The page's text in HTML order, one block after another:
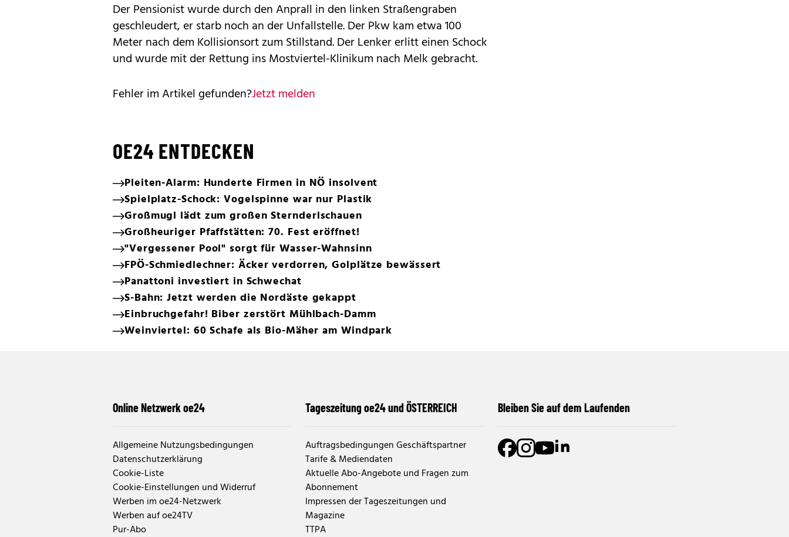
Der Pensionist wurde durch den Anprall in den linken Straßengraben
geschleudert, er starb noch an der Unfallstelle. Der Pkw kam etwa 100
Meter nach dem Kollisionsort zum Stillstand. Der Lenker erlitt einen Schock
und wurde mit der Rettung ins Mostviertel-Klinikum nach Melk gebracht.
Fehler im Artikel gefunden?Jetzt melden
OE24 ENTDECKEN
Pleiten-Alarm: Hunderte Firmen in NÖ insolvent
Spielplatz-Schock: Vogelspinne war nur Plastik
Großmugl lädt zum großen Sternderlschauen
Großheuriger Pfaffstätten: 70. Fest eröffnet!
"Vergessener Pool" sorgt für Wasser-Wahnsinn
FPÖ-Schmiedlechner: Äcker verdorren, Golplätze bewässert
Panattoni investiert in Schwechat
S-Bahn: Jetzt werden die Nordäste gekappt
Einbruchgefahr! Biber zerstört Mühlbach-Damm
Weinviertel: 60 Schafe als Bio-Mäher am Windpark
Online Netzwerk oe24
Allgemeine Nutzungsbedingungen
Datenschutzerklärung
Cookie-Liste
Cookie-Einstellungen und Widerruf
Werben im oe24-Netzwerk
Werben auf oe24TV
Pur-Abo
Tageszeitung oe24 und ÖSTERREICH
Auftragsbedingungen Geschäftspartner
Tarife & Mediendaten
Aktuelle Abo-Angebote und Fragen zum
Abonnement
Impressen der Tageszeitungen und
Magazine
TTPA
Bleiben Sie auf dem Laufenden